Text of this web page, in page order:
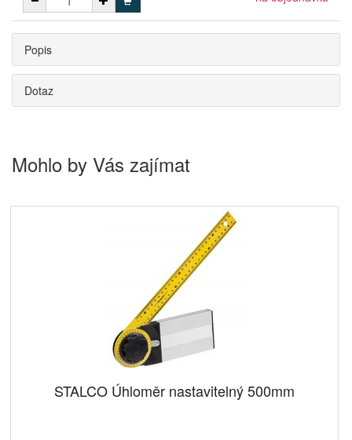
Popis
Dotaz
Mohlo by Vás zajímat
STALCO Úhloměr nastavitelný 500mm